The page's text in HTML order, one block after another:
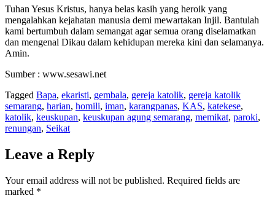
Tuhan Yesus Kristus, hanya belas kasih yang heroik yang
mengalahkan kejahatan manusia demi mewartakan Injil. Bantulah
kami bertumbuh dalam semangat agar semua orang diselamatkan
dan mengenal Dikau dalam kehidupan mereka kini dan selamanya.
Amin.
Sumber : www.sesawi.net
Tagged Bapa, ekaristi, gembala, gereja katolik, gereja katolik
semarang, harian, homili, iman, karangpanas, KAS, katekese,
katolik, keuskupan, keuskupan agung semarang, memikat, paroki,
renungan, Seikat
Leave a Reply
Your email address will not be published. Required fields are
marked *